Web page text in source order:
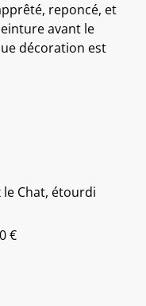
reponcé, et
avant le
décoration est
le Chat, étourdi
€